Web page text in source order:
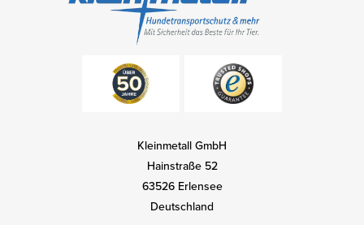
Kleinmetall GmbH
Hainstraße 52
63526 Erlensee
Deutschland